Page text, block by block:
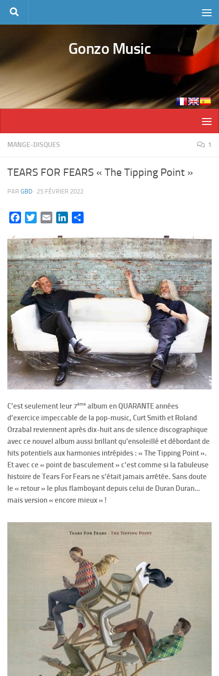
Skip to content
Gonzo Music
MANGE-DISQUES 1
TEARS FOR FEARS « The Tipping Point »
PAR GBD · 25 FÉVRIER 2022
FacebookTwitterEmail LinkedIn
C’est seulement leur 7ème album en QUARANTE années
d’exercice impeccable de la pop-music, Curt Smith et Roland
Orzabal reviennent après dix-huit ans de silence discographique
avec ce nouvel album aussi brillant qu’ensoleillé et débordant de
hits potentiels aux harmonies intrépides : « The Tipping Point ».
Et avec ce « point de basculement » c’est comme si la fabuleuse
histoire de Tears For Fears ne s’était jamais arrêtée. Sans doute
le « retour » le plus flamboyant depuis celui de Duran Duran…
mais version « encore mieux » !